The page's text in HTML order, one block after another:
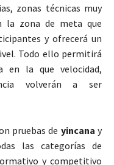
zonas técnicas muy
la zona de meta que
y ofrecerá un
Todo ello permitirá
en la que velocidad,
volverán a ser
pruebas de yincana y
las categorías de
y competitivo